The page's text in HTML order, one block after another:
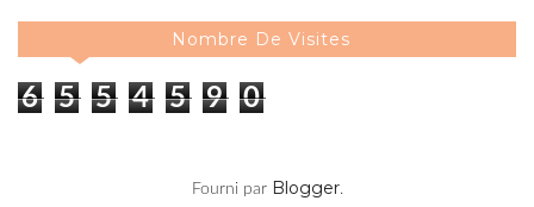
Nombre De Visites
6 5 5 4 5 9 0
Fourni par Blogger.